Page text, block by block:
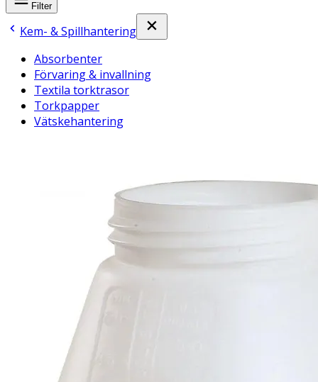
Filter
Kem- & Spillhantering
Absorbenter
Förvaring & invallning
Textila torktrasor
Torkpapper
Vätskehantering